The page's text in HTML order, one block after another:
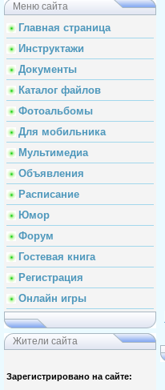
Меню сайта
Главная страница
Инструктажи
Документы
Каталог файлов
Фотоальбомы
Для мобильника
Мультимедиа
Объявления
Расписание
Юмор
Форум
Гостевая книга
Регистрация
Онлайн игры
Жители сайта
Зарегистрировано на сайте: